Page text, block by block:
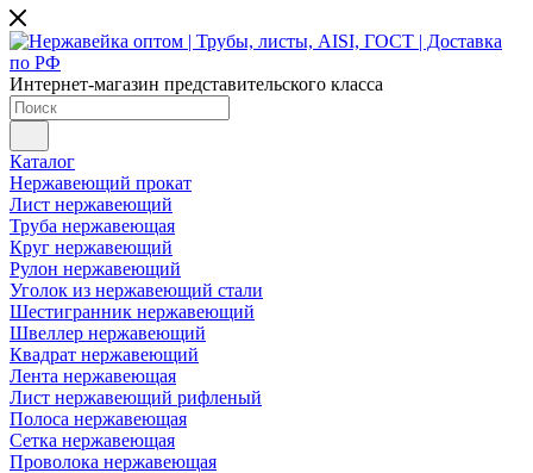
Интернет-магазин представительского класса
Каталог
Нержавеющий прокат
Лист нержавеющий
Труба нержавеющая
Круг нержавеющий
Рулон нержавеющий
Уголок из нержавеющий стали
Шестигранник нержавеющий
Швеллер нержавеющий
Квадрат нержавеющий
Лента нержавеющая
Лист нержавеющий рифленый
Полоса нержавеющая
Сетка нержавеющая
Проволока нержавеющая